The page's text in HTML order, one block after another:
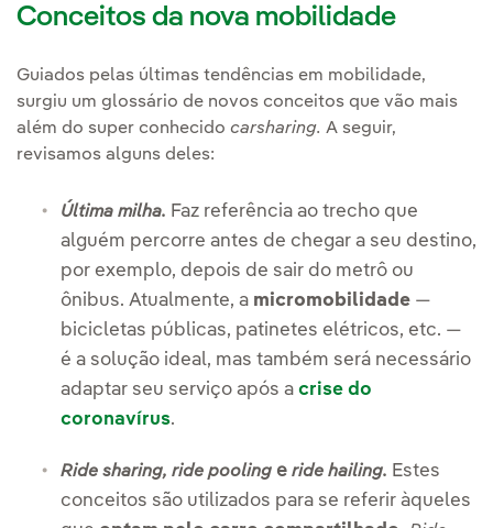
Conceitos da nova mobilidade
Guiados pelas últimas tendências em mobilidade,
surgiu um glossário de novos conceitos que vão mais
além do super conhecido carsharing. A seguir,
revisamos alguns deles:
Última milha. Faz referência ao trecho que
alguém percorre antes de chegar a seu destino,
por exemplo, depois de sair do metrô ou
ônibus. Atualmente, a micromobilidade —
bicicletas públicas, patinetes elétricos, etc. —
é a solução ideal, mas também será necessário
adaptar seu serviço após a crise do
coronavírus.
Ride sharing, ride pooling e ride hailing. Estes
conceitos são utilizados para se referir àqueles